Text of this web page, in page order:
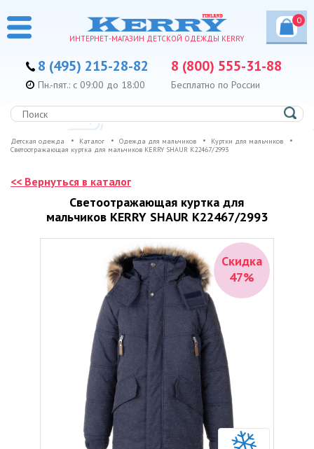
ИНТЕРНЕТ-МАГАЗИН ДЕТСКОЙ ОДЕЖДЫ KERRY
0
8 (495) 215-28-82 8 (800) 555-31-88
Бесплатно по России
Пн.-пят.: с 09:00 до 18:00
Детская одежда Каталог Одежда для мальчиков
Куртки для мальчиков
Светоотражающая куртка для мальчиков KERRY SHAUR K22467/2993
<< Вернуться в каталог
Светоотражающая куртка для
мальчиков KERRY SHAUR K22467/2993
Скидка
47%